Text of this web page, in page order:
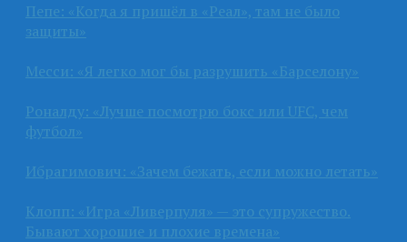
Пепе: «Когда я пришёл в «Реал», там не было
защиты»
Месси: «Я легко мог бы разрушить «Барселону»
Роналду: «Лучше посмотрю бокс или UFC, чем
футбол»
Ибрагимович: «Зачем бежать, если можно летать»
Клопп: «Игра «Ливерпуля» — это супружество.
Бывают хорошие и плохие времена»